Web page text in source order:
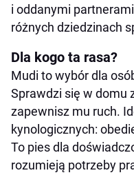
i oddanymi
różnych dziedzinach
Dla kogo ta rasa?
Mudi to wybór dla
Sprawdzi się w domu
zapewnisz mu ruch.
kynologicznych:
To pies dla
rozumieją potrzeby